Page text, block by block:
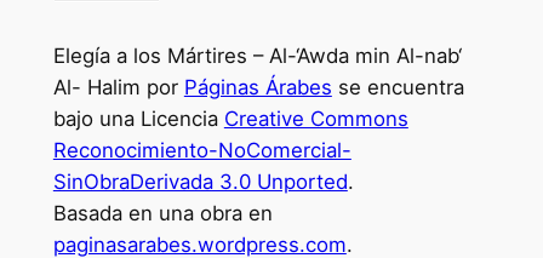
Elegía a los Mártires – Al-‘Awda min Al-nab‘
Al- Halim por Páginas Árabes se encuentra
bajo una Licencia Creative Commons
Reconocimiento-NoComercial-
SinObraDerivada 3.0 Unported.
Basada en una obra en
paginasarabes.wordpress.com.